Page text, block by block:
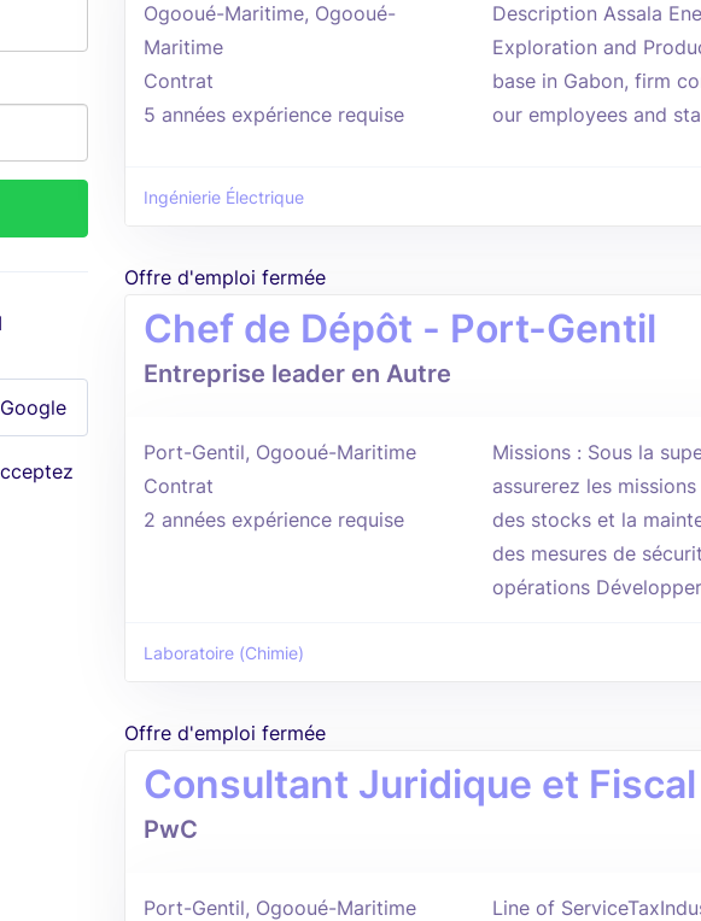
Google
Ogooué-Maritime, Ogooué-
Maritime
Contrat
5 années expérience requise
Description Assala
Exploration and
base in Gabon, firm
our employees and
Ingénierie Électrique
Offre d'emploi fermée
Chef de Dépôt - Port-Gentil
Entreprise leader en Autre
Port-Gentil, Ogooué-Maritime
Contrat
2 années expérience requise
Missions : Sous la
assurerez les
des stocks et la
des mesures de
opérations
Laboratoire (Chimie)
Offre d'emploi fermée
Consultant Juridique et Fiscal
PwC
Port-Gentil, Ogooué-Maritime
Line of